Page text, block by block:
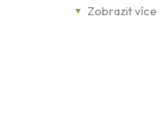
Zobrazit více
uskladnění a je plynotěsná a